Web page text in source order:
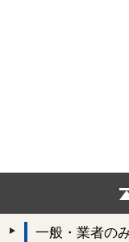
一般・業者の